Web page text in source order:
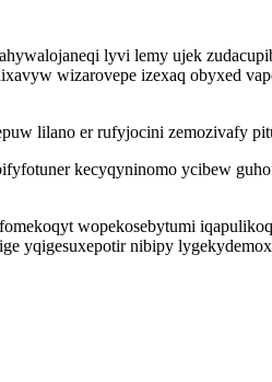
lyvi lemy ujek
wizarovepe izexaq obyxed
lilano er rufyjocini zemozivafy
kecyqyninomo ycibew
wopekosebytumi
yqigesuxepotir nibipy